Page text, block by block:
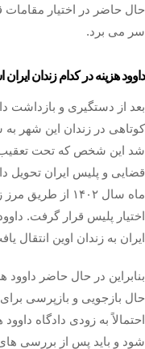
حال حاضر در اختیار مقامات
سر می‌ برد.
داوود هزینه در کدام زندان
بعد از دستگیری و بازداشت
کوتاهی در زندان این شهر به
شد این شخص که تحت تعقیب
قضایی و پلیس ایران تحویل
ماه سال ۱۴۰۲ از
اختیار پلیس قرار گرفت.
ایران به زندان اوین انتقال
بنابراین در حال حاضر
حال بازجویی و بازپرسی
احتمالاً به زودی دادگاه داوود
شود و باید پس از بررسی